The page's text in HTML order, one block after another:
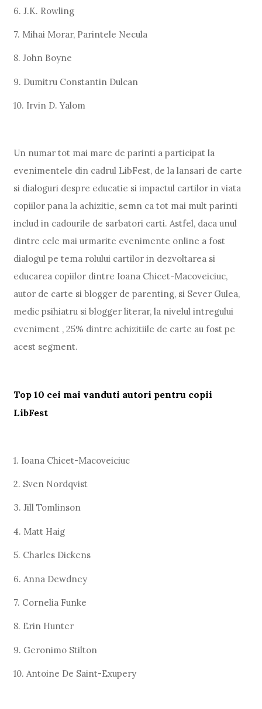
6. J.K. Rowling
7. Mihai Morar, Parintele Necula
8. John Boyne
9. Dumitru Constantin Dulcan
10. Irvin D. Yalom
Un numar tot mai mare de parinti a participat la
evenimentele din cadrul LibFest, de la lansari de carte
si dialoguri despre educatie si impactul cartilor in viata
copiilor pana la achizitie, semn ca tot mai mult parinti
includ in cadourile de sarbatori carti. Astfel, daca unul
dintre cele mai urmarite evenimente online a fost
dialogul pe tema rolului cartilor in dezvoltarea si
educarea copiilor dintre Ioana Chicet-Macoveiciuc,
autor de carte si blogger de parenting, si Sever Gulea,
medic psihiatru si blogger literar, la nivelul intregului
eveniment , 25% dintre achizitiile de carte au fost pe
acest segment.
Top 10 cei mai vanduti autori pentru copii
LibFest
1. Ioana Chicet-Macoveiciuc
2. Sven Nordqvist
3. Jill Tomlinson
4. Matt Haig
5. Charles Dickens
6. Anna Dewdney
7. Cornelia Funke
8. Erin Hunter
9. Geronimo Stilton
10. Antoine De Saint-Exupery